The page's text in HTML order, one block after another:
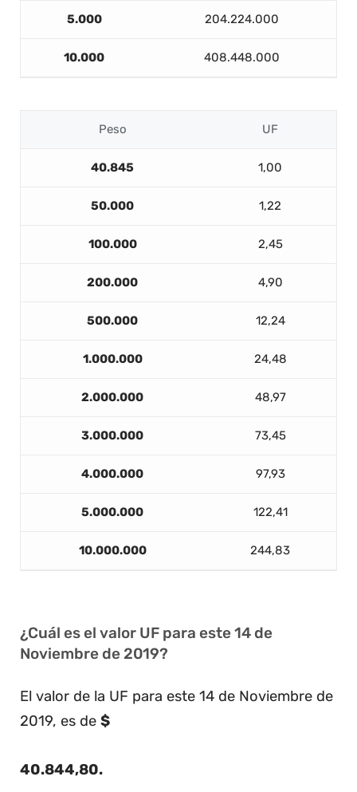
5.000 204.224.000
10.000 408.448.000
Peso UF
40.845 1,00
50.000 1,22
100.000 2,45
200.000 4,90
500.000 12,24
1.000.000 24,48
2.000.000 48,97
3.000.000 73,45
4.000.000 97,93
5.000.000 122,41
10.000.000 244,83
¿Cuál es el valor UF para este 14 de
Noviembre de 2019?
El valor de la UF para este 14 de Noviembre de
2019, es de $
40.844,80.